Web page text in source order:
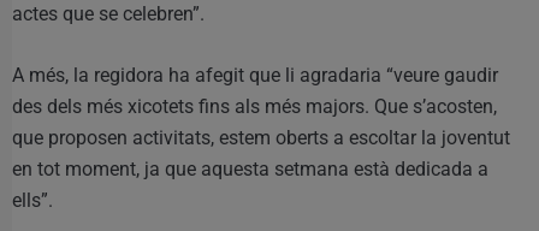
actes que se celebren”.
A més, la regidora ha afegit que li agradaria “veure gaudir
des dels més xicotets fins als més majors. Que s’acosten,
que proposen activitats, estem oberts a escoltar la joventut
en tot moment, ja que aquesta setmana està dedicada a
ells”.